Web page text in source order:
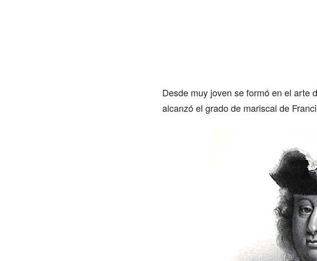
Desde muy joven se formó en el arte
alcanzó el grado de mariscal de